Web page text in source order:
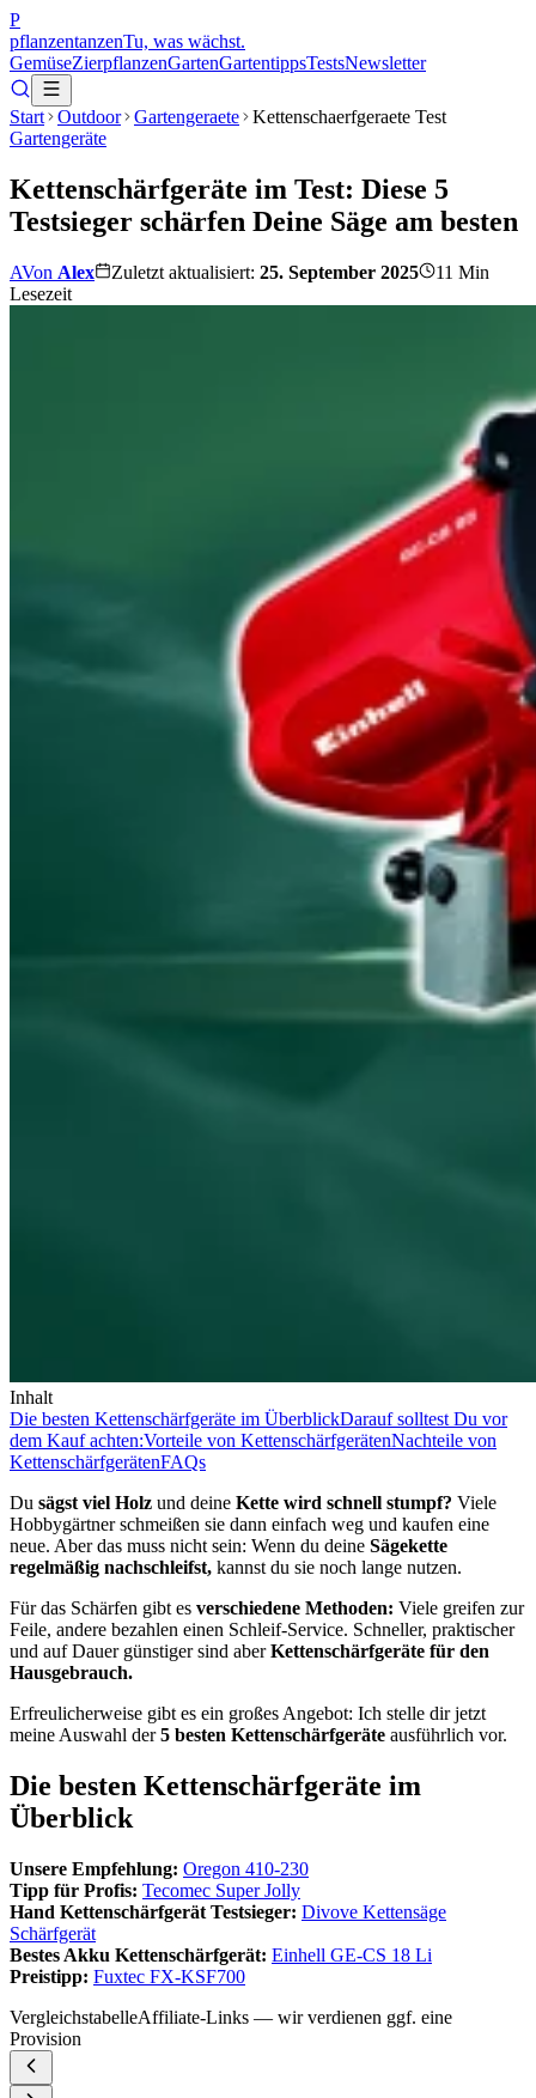
P
pflanzentanzenTu, was wächst.
GemüseZierpflanzenGartenGartentippsTestsNewsletter
Start Outdoor Gartengeraete
Kettenschaerfgeraete Test
Gartengeräte
Kettenschärfgeräte im Test: Diese 5
Testsieger schärfen Deine Säge am besten
AVon Alex Zuletzt aktualisiert: 25. September 2025 11 Min
Lesezeit
Inhalt
Die besten Kettenschärfgeräte im ÜberblickDarauf solltest Du vor
dem Kauf achten:Vorteile von KettenschärfgerätenNachteile von
KettenschärfgerätenFAQs
Du sägst viel Holz und deine Kette wird schnell stumpf? Viele
Hobbygärtner schmeißen sie dann einfach weg und kaufen eine
neue. Aber das muss nicht sein: Wenn du deine Sägekette
regelmäßig nachschleifst, kannst du sie noch lange nutzen.
Für das Schärfen gibt es verschiedene Methoden: Viele greifen zur
Feile, andere bezahlen einen Schleif-Service. Schneller, praktischer
und auf Dauer günstiger sind aberKettenschärfgeräte für den
Hausgebrauch.
Erfreulicherweise gibt es ein großes Angebot: Ich stelle dir jetzt
meine Auswahl der5 besten Kettenschärfgeräte ausführlich vor.
Die besten Kettenschärfgeräte im
Überblick
Unsere Empfehlung: Oregon 410-230
Tipp für Profis: Tecomec Super Jolly
Hand Kettenschärfgerät Testsieger: Divove Kettensäge
Schärfgerät
Bestes Akku Kettenschärfgerät: Einhell GE-CS 18 Li
Preistipp: Fuxtec FX-KSF700
VergleichstabelleAffiliate-Links — wir verdienen ggf. eine
Provision